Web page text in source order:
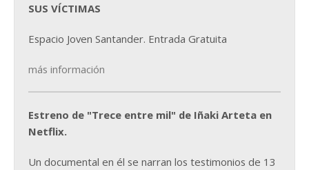
SUS VÍCTIMAS
Espacio Joven Santander. Entrada Gratuita
más información
Estreno de "Trece entre mil" de Iñaki Arteta en
Netflix.
Un documental en él se narran los testimonios de 13